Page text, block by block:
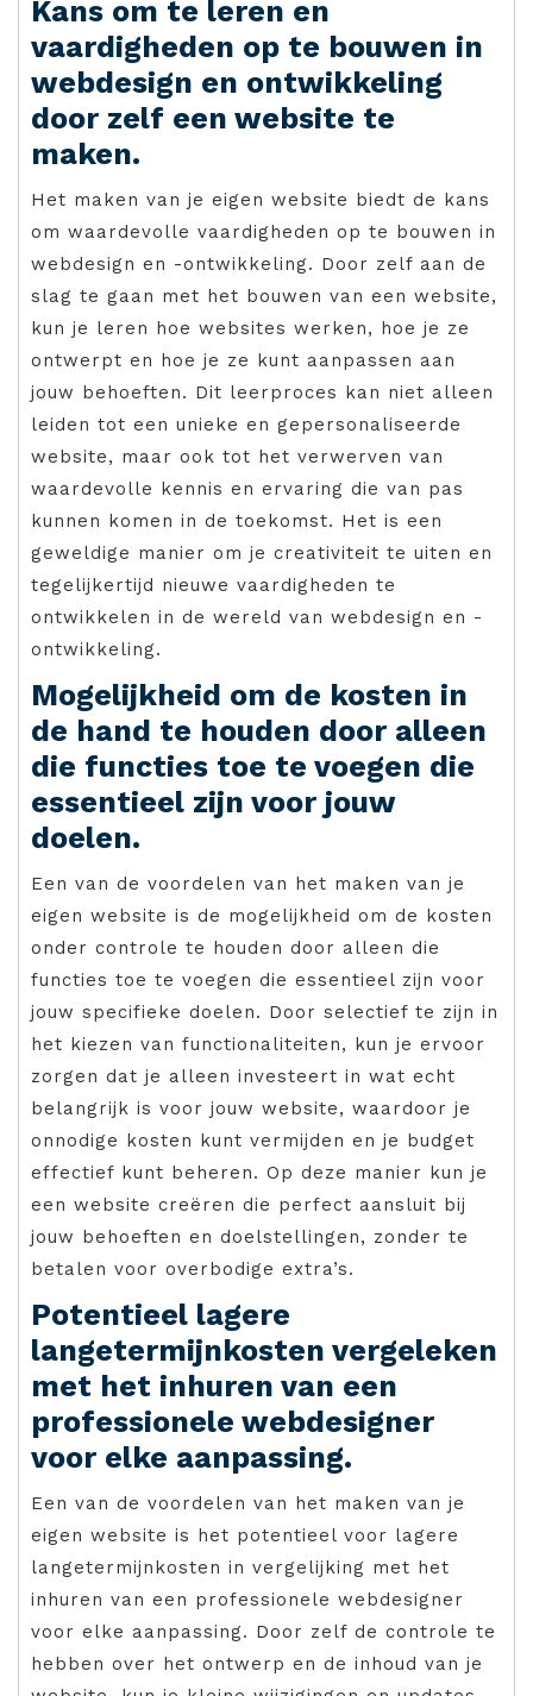
Kans om te leren en
vaardigheden op te bouwen in
webdesign en ontwikkeling
door zelf een website te
maken.
Het maken van je eigen website biedt de kans
om waardevolle vaardigheden op te bouwen in
webdesign en -ontwikkeling. Door zelf aan de
slag te gaan met het bouwen van een website,
kun je leren hoe websites werken, hoe je ze
ontwerpt en hoe je ze kunt aanpassen aan
jouw behoeften. Dit leerproces kan niet alleen
leiden tot een unieke en gepersonaliseerde
website, maar ook tot het verwerven van
waardevolle kennis en ervaring die van pas
kunnen komen in de toekomst. Het is een
geweldige manier om je creativiteit te uiten en
tegelijkertijd nieuwe vaardigheden te
ontwikkelen in de wereld van webdesign en -
ontwikkeling.
Mogelijkheid om de kosten in
de hand te houden door alleen
die functies toe te voegen die
essentieel zijn voor jouw
doelen.
Een van de voordelen van het maken van je
eigen website is de mogelijkheid om de kosten
onder controle te houden door alleen die
functies toe te voegen die essentieel zijn voor
jouw specifieke doelen. Door selectief te zijn in
het kiezen van functionaliteiten, kun je ervoor
zorgen dat je alleen investeert in wat echt
belangrijk is voor jouw website, waardoor je
onnodige kosten kunt vermijden en je budget
effectief kunt beheren. Op deze manier kun je
een website creëren die perfect aansluit bij
jouw behoeften en doelstellingen, zonder te
betalen voor overbodige extra’s.
Potentieel lagere
langetermijnkosten vergeleken
met het inhuren van een
professionele webdesigner
voor elke aanpassing.
Een van de voordelen van het maken van je
eigen website is het potentieel voor lagere
langetermijnkosten in vergelijking met het
inhuren van een professionele webdesigner
voor elke aanpassing. Door zelf de controle te
hebben over het ontwerp en de inhoud van je